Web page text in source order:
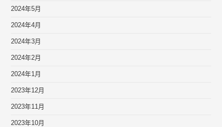
2024年5月
2024年4月
2024年3月
2024年2月
2024年1月
2023年12月
2023年11月
2023年10月